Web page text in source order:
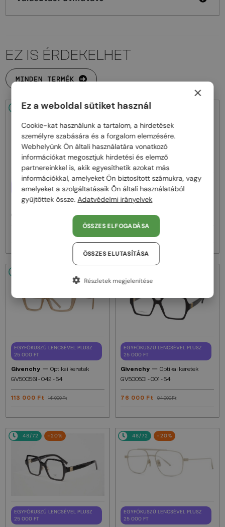
EZ IS ÉRDEKELHET
MINDEN TERMÉK
48/72 -20%
EGYFÓKUSZÚ LENCSÉVEL PLUSZ
25 000 FT
Givenchy — Optikai keretek
GV50039U - 028 - 55
48/72
— Napszemüvegek
152 000 Ft
EGYFÓKUSZÚ LENCSÉVEL PLUSZ
25 000 FT
Givenchy — Optikai keretek
GV50056I - 042 - 54
113 000 Ft 141 000 Ft
EGYFÓKUSZÚ LENCSÉVEL PLUSZ
25 000 FT
Givenchy — Optikai keretek
GV50050I - 001 - 54
76 000 Ft 94 000 Ft
48/72 -20%
EGYFÓKUSZÚ LENCSÉVEL PLUSZ
25 000 FT
48/72 -20%
EGYFÓKUSZÚ LENCSÉVEL PLUSZ
25 000 FT
×
Ez a weboldal sütiket használ
Cookie-kat használunk a tartalom, a hirdetések
személyre szabására és a forgalom elemzésére.
Webhelyünk Ön általi használatára vonatkozó
információkat megosztjuk hirdetési és elemző
partnereinkkel is, akik egyesíthetik azokat más
információkkal, amelyeket Ön biztosított számukra, vagy
amelyeket a szolgáltatásaik Ön általi használatából
gyűjtöttek össze. Adatvédelmi irányelvek
ÖSSZES ELFOGADÁSA
ÖSSZES ELUTASÍTÁSA
Részletek megjelenítése